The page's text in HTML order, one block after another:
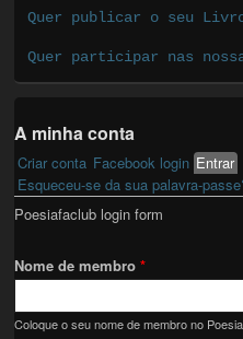
Quer publicar o seu
Quer participar nas
A minha conta
Primary tabs
Criar conta Facebook login Entrar
Esqueceu-se da sua palavra-
Poesiafaclub login form
Nome de membro*
Coloque o seu nome de membro no